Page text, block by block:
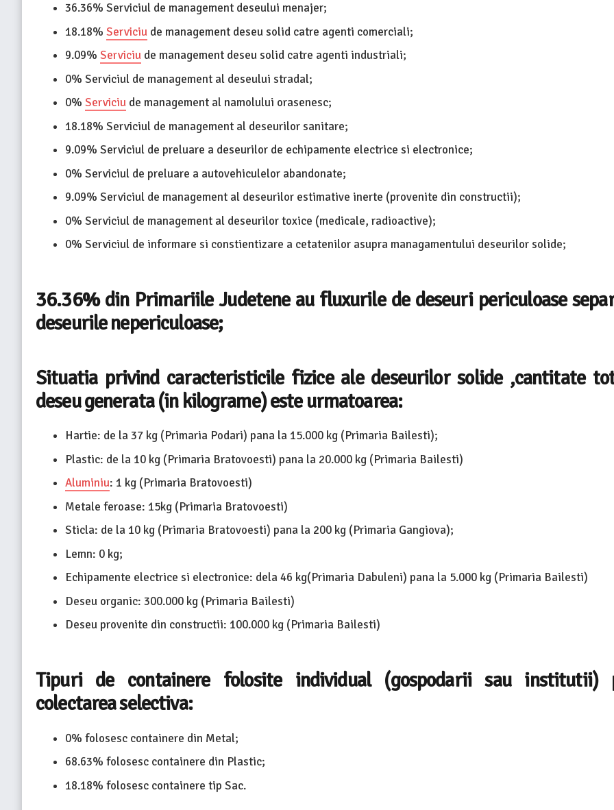
36.36% Serviciul de management deseului menajer;
18.18% Serviciu de management deseu solid catre agenti comerciali;
9.09% Serviciu de management deseu solid catre agenti industriali;
0% Serviciul de management al deseului stradal;
0% Serviciu de management al namolului orasenesc;
18.18% Serviciul de management al deseurilor sanitare;
9.09% Serviciul de preluare a deseurilor de echipamente electrice si electronice;
0% Serviciul de preluare a autovehiculelor abandonate;
9.09% Serviciul de management al deseurilor estimative inerte (provenite din constructii);
0% Serviciul de management al deseurilor toxice (medicale, radioactive);
0% Serviciul de informare si constientizare a cetatenilor asupra managamentului deseurilor solide;
36.36% din Primariile Judetene au fluxurile de deseuri periculoase
deseurile nepericuloase;
Situatia privind caracteristicile fizice ale deseurilor solide ,cantitate
deseu generata (in kilograme) este urmatoarea:
Hartie: de la 37 kg (Primaria Podari) pana la 15.000 kg (Primaria Bailesti);
Plastic: de la 10 kg (Primaria Bratovoesti) pana la 20.000 kg (Primaria Bailesti)
Aluminiu: 1 kg (Primaria Bratovoesti)
Metale feroase: 15kg (Primaria Bratovoesti)
Sticla: de la 10 kg (Primaria Bratovoesti) pana la 200 kg (Primaria Gangiova);
Lemn: 0 kg;
Echipamente electrice si electronice: dela 46 kg(Primaria Dabuleni) pana la 5.000 kg (Primaria Bailesti)
Deseu organic: 300.000 kg (Primaria Bailesti)
Deseu provenite din constructii: 100.000 kg (Primaria Bailesti)
Tipuri de containere folosite individual (gospodarii sau institutii)
colectarea selectiva:
0% folosesc containere din Metal;
68.63% folosesc containere din Plastic;
18.18% folosesc containere tip Sac.